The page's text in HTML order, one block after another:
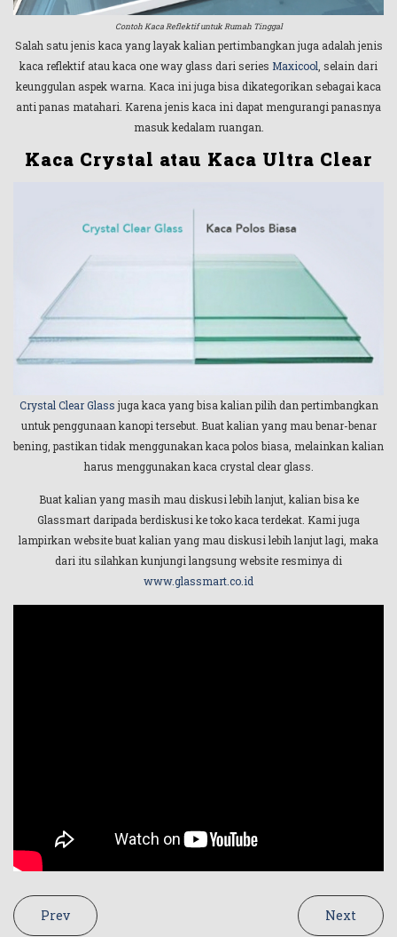
Contoh Kaca Reflektif untuk Rumah Tinggal
Salah satu jenis kaca yang layak kalian pertimbangkan juga adalah jenis
kaca reflektif atau kaca one way glass dari series Maxicool , selain dari
keunggulan aspek warna. Kaca ini juga bisa dikategorikan sebagai kaca
anti panas matahari. Karena jenis kaca ini dapat mengurangi panasnya
masuk kedalam ruangan.
Kaca Crystal atau Kaca Ultra Clear
Crystal Clear Glass juga kaca yang bisa kalian pilih dan pertimbangkan
untuk penggunaan kanopi tersebut. Buat kalian yang mau benar-benar
bening, pastikan tidak menggunakan kaca polos biasa, melainkan kalian
harus menggunakan kaca crystal clear glass.
Buat kalian yang masih mau diskusi lebih lanjut, kalian bisa ke
Glassmart daripada berdiskusi ke toko kaca terdekat. Kami juga
lampirkan website buat kalian yang mau diskusi lebih lanjut lagi, maka
dari itu silahkan kunjungi langsung website resminya di
www.glassmart.co.id
Prev Next